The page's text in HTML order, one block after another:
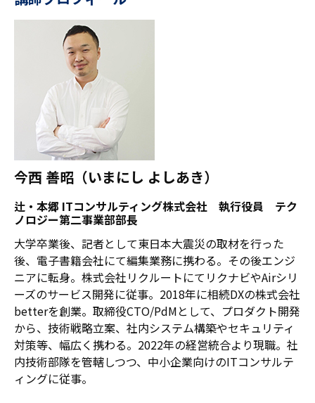
今西 善昭（いまにし よしあき）
辻・本郷 ITコンサルティング株式会社 執行役員 テク
ノロジー第二事業部部長
大学卒業後、記者として東日本大震災の取材を行った
後、電子書籍会社にて編集業務に携わる。その後エンジ
ニアに転身。株式会社リクルートにてリクナビやAirシリ
ーズのサービス開発に従事。2018年に相続DXの株式会社
betterを創業。取締役CTO/PdMとして、プロダクト開発
から、技術戦略立案、社内システム構築やセキュリティ
対策等、幅広く携わる。2022年の経営統合より現職。社
内技術部隊を管轄しつつ、中小企業向けのITコンサルテ
ィングに従事。